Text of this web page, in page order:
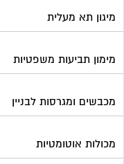
מיגון תא מעלית
מימון תביעות משפטיות
מכבשים ומגרסות לבניין
מכולות אוטומטיות